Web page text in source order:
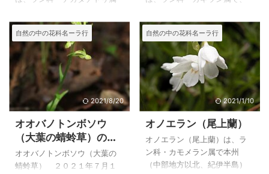
北）の亜高山帯～高山帯の草
地に生える高さ３０～６０cm
の多年草で塊根は掌状に分裂
して「手形」になります。 ノ
ビネチドリ（延根千鳥）は、
ラン科・ノビネチドリ属で、
北海道、本州（中部地方以
北）、四国、九州。東北アジ
アの亜高山帯の草地に生える
高さ３０～６０cmの多年草で
す。長楕円形で長さ７～１５
㎝の葉の縁が著しく波打つの
立たない色だが、やはりラン
科の植物なので自己主張は強
く、１度見た時から忘れられ
ない植物になりました。 目立
たない花ですが、その後何度
も出会うことが出来たのは、
生息場所が多いことを意味し
ているのでしょうか。 上のエ
ゾスズラン（蝦夷鈴蘭）は、
２００５年８月１１日に尾瀬
で撮影したものです。 エゾス
ズラン（蝦夷鈴蘭）の特徴 エ
自然の中の花科名ーラ行
2021/8/20
オオバノトンボソウ
（大葉の蜻蛉草）の特
徴
オオバノトンボソウ（大葉の
蜻蛉草） ２０２１年７月１
自然の中の花科名ーラ行
2021/1/10
オノエラン（尾上蘭）
オノエラン（尾上蘭）は、ラ
ン科・カモメラン属で本州
（中部地方以北、紀伊半島）